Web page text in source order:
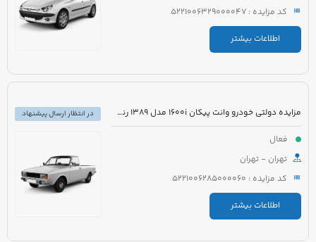
کد مزایده : 5221006329000047
اطلاعات بیشتر
مزایده دولتی خودرو وانت پیکان 1600i مدل 1389 رنگ سفید روغنی
فعال
تهران - تهران
کد مزایده : 5221006285000060
اطلاعات بیشتر
در انتظار ارسال پیشنهاد